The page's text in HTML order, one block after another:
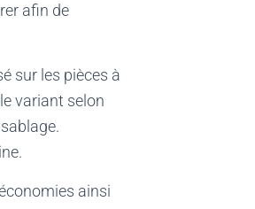
afin de
sur les pièces à
variant selon
ainsi